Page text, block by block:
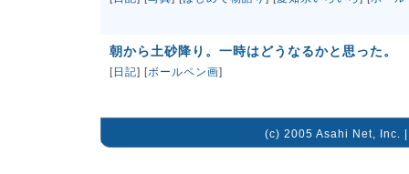
朝から土砂降り。一時はどうなるかと思った。
[日記] [ボールペン画]
(c) 2005 Asahi Net, Inc.